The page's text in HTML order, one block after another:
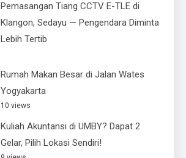
Pemasangan Tiang CCTV E-TLE di
Klangon, Sedayu — Pengendara Diminta
Lebih Tertib
Rumah Makan Besar di Jalan Wates
Yogyakarta
10 views
Kuliah Akuntansi di UMBY? Dapat 2
Gelar, Pilih Lokasi Sendiri!